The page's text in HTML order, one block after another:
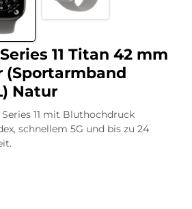
11 Titan 42 mm
(Sportarmband
Natur
11 mit Bluthochdruck
schnellem 5G und bis zu 24